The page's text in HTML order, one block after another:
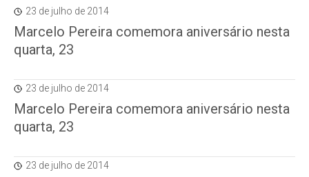
23 de julho de 2014
Marcelo Pereira comemora aniversário nesta
quarta, 23
23 de julho de 2014
Marcelo Pereira comemora aniversário nesta
quarta, 23
23 de julho de 2014